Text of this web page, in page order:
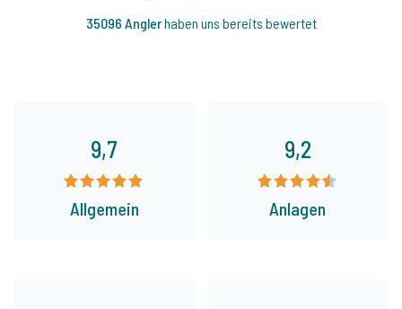
35096 Anglerhaben uns bereits bewertet
9,7
Allgemein
9,2
Anlagen